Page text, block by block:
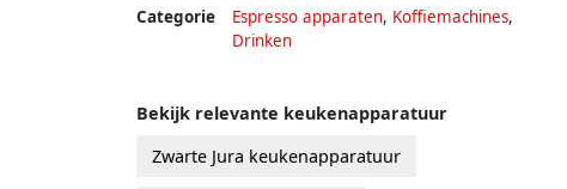
Categorie Espresso apparaten, Koffiemachines,
Drinken
Bekijk relevante keukenapparatuur
Zwarte Jura keukenapparatuur